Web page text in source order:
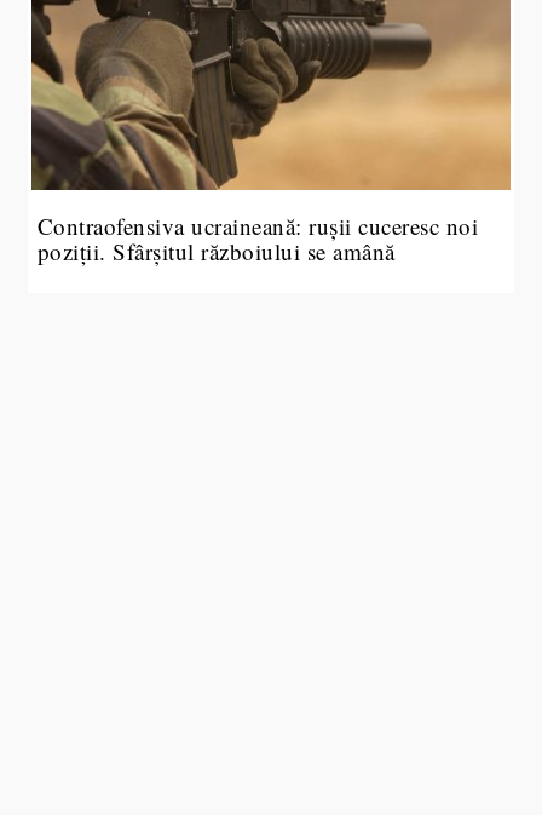
Contraofensiva ucraineană: rușii cuceresc noi
poziții. Sfârșitul războiului se amână